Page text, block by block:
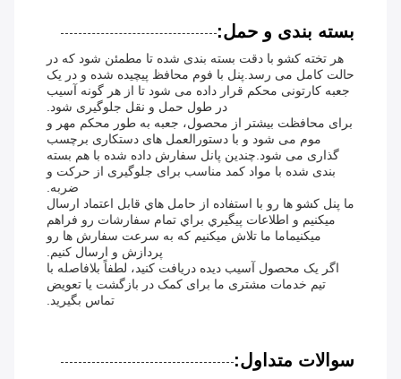
بسته بندی و حمل:
هر تخته کشو با دقت بسته بندی شده تا مطمئن شود که در
حالت کامل می رسد.پنل با فوم محافظ پیچیده شده و در یک
جعبه کارتونی محکم قرار داده می شود تا از هر گونه آسیب
در طول حمل و نقل جلوگیری شود.
برای محافظت بیشتر از محصول، جعبه به طور محکم مهر و
موم می شود و با دستورالعمل های دستکاری برچسب
گذاری می شود.چندین پانل سفارش داده شده با هم بسته
بندی شده با مواد کمد مناسب برای جلوگیری از حرکت و
ضربه.
ما پنل کشو ها رو با استفاده از حامل هاي قابل اعتماد ارسال
ميکنيم و اطلاعات پيگيري براي تمام سفارشات رو فراهم
ميکنيماما ما تلاش ميکنيم که به سرعت سفارش ها رو
پردازش و ارسال کنيم.
اگر یک محصول آسیب دیده دریافت کنید، لطفاً بلافاصله با
تیم خدمات مشتری ما برای کمک در بازگشت یا تعویض
تماس بگیرید.
سوالات متداول: